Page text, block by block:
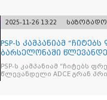
2025-11-26 13:22
PSP-ს კამპანიამ
ბარსელონაში
ჯილდო მ
PSP-ს კამპანიამ “ჩიტებს
წლევანდელი